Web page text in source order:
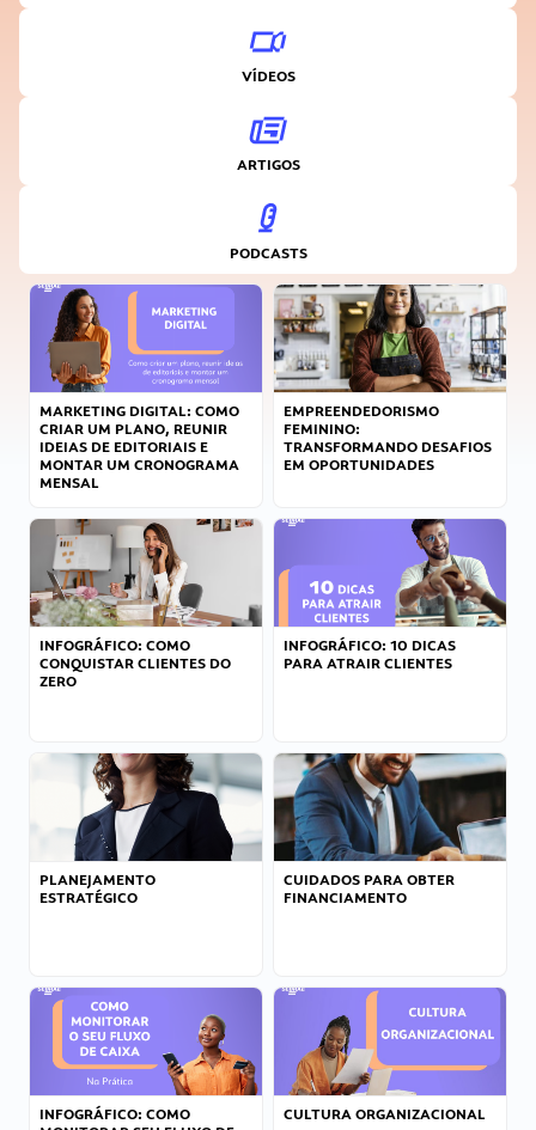
VÍDEOS
ARTIGOS
PODCASTS
MARKETING DIGITAL: COMO
CRIAR UM PLANO, REUNIR
IDEIAS DE EDITORIAIS E
MONTAR UM CRONOGRAMA
MENSAL
EMPREENDEDORISMO
FEMININO:
TRANSFORMANDO DESAFIOS
EM OPORTUNIDADES
INFOGRÁFICO: COMO
CONQUISTAR CLIENTES DO
ZERO
INFOGRÁFICO: 10 DICAS
PARA ATRAIR CLIENTES
PLANEJAMENTO
ESTRATÉGICO
CUIDADOS PARA OBTER
FINANCIAMENTO
INFOGRÁFICO: COMO
CULTURA ORGANIZACIONAL